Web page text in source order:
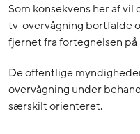
Som konsekvens her af
tv-overvågning bortfalde
fjernet fra fortegnelsen
De offentlige
overvågning under
særskilt orienteret.